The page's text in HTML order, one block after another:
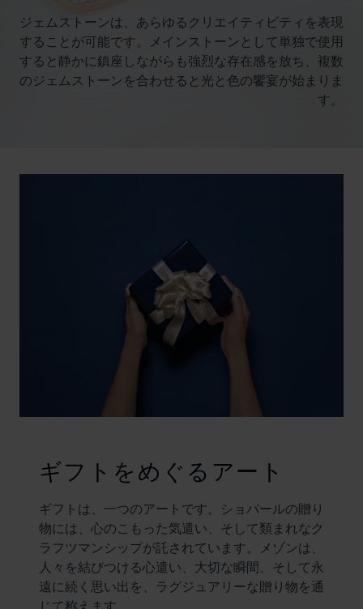
ジェムストーンは、あらゆるクリエイティビティを表現
することが可能です。メインストーンとして単独で使用
すると静かに鎮座しながらも強烈な存在感を放ち、複数
のジェムストーンを合わせると光と色の饗宴が始まりま
す。
ギフトをめぐるアート
ギフトは、一つのアートです。ショパールの贈り
物には、心のこもった気遣い、そして類まれなク
ラフツマンシップが託されています。メゾンは、
人々を結びつける心遣い、大切な瞬間、そして永
遠に続く思い出を、ラグジュアリーな贈り物を通
じて称えます。